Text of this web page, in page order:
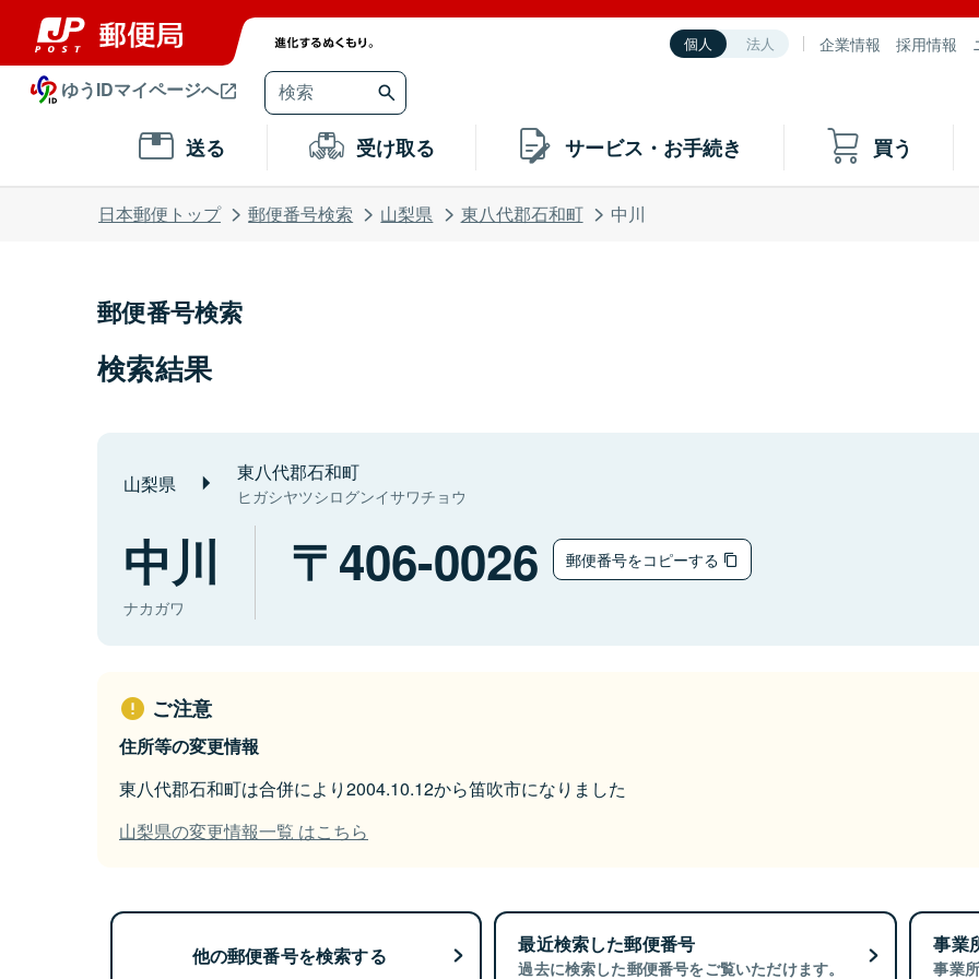
個人 法人 企業情報 採用情報
ゆうIDマイページへ
送る 受け取る サービス・お手続き 買う
日本郵便トップ 郵便番号検索 山梨県 東八代郡石和町 中川
郵便番号検索
検索結果
山梨県 東八代郡石和町
ヒガシヤツシログンイサワチョウ
中川
ナカガワ
406-0026 郵便番号をコピーする
ご注意
住所等の変更情報
東八代郡石和町は合併により2004.10.12から笛吹市になりました
山梨県の変更情報一覧 はこちら
他の郵便番号を検索する 最近検索した郵便番号
過去に検索した郵便番号をご覧いただけます。
事業
事業